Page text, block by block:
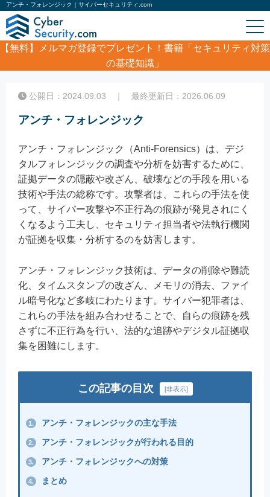
アンチ・フォレンジック｜サイバーセキュリティ.com
【無料】
メルマガ登録でプレゼント！書籍「セキュリティ対策
の基礎知識」
アンチ・フォレンジック
公開日：2024.09.03 ｜ 最終更新日：2026.06.09
アンチ・フォレンジック
アンチ・フォレンジック（Anti-Forensics）は、デジ
タルフォレンジックの調査や分析を妨害するために、
証拠データの隠蔽や改ざん、破壊などの手段を用いる
技術や手法の総称です。攻撃者は、これらの手法を使
って、サイバー攻撃や不正行為の痕跡が発見されにく
くなるよう工夫し、セキュリティ担当者や法執行機関
が証拠を収集・分析するのを妨害します。
アンチ・フォレンジック技術は、データの削除や難読
化、タイムスタンプの改ざん、メモリの消去、ファイ
ル暗号化など多岐にわたります。サイバー犯罪者は、
これらの手法を組み合わせることで、自らの痕跡を残
さずに不正行為を行い、法的な追跡やデジタル証拠収
集を困難にします。
この記事の目次 [非表示]
1. アンチ・フォレンジックの主な手法
2. アンチ・フォレンジックが行われる目的
3. アンチ・フォレンジックへの対策
4. まとめ